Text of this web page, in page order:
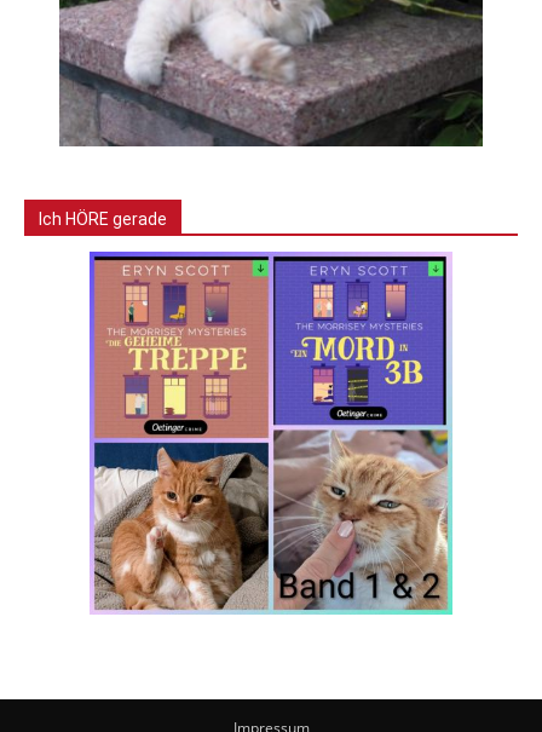
Ich HÖRE gerade
Impressum